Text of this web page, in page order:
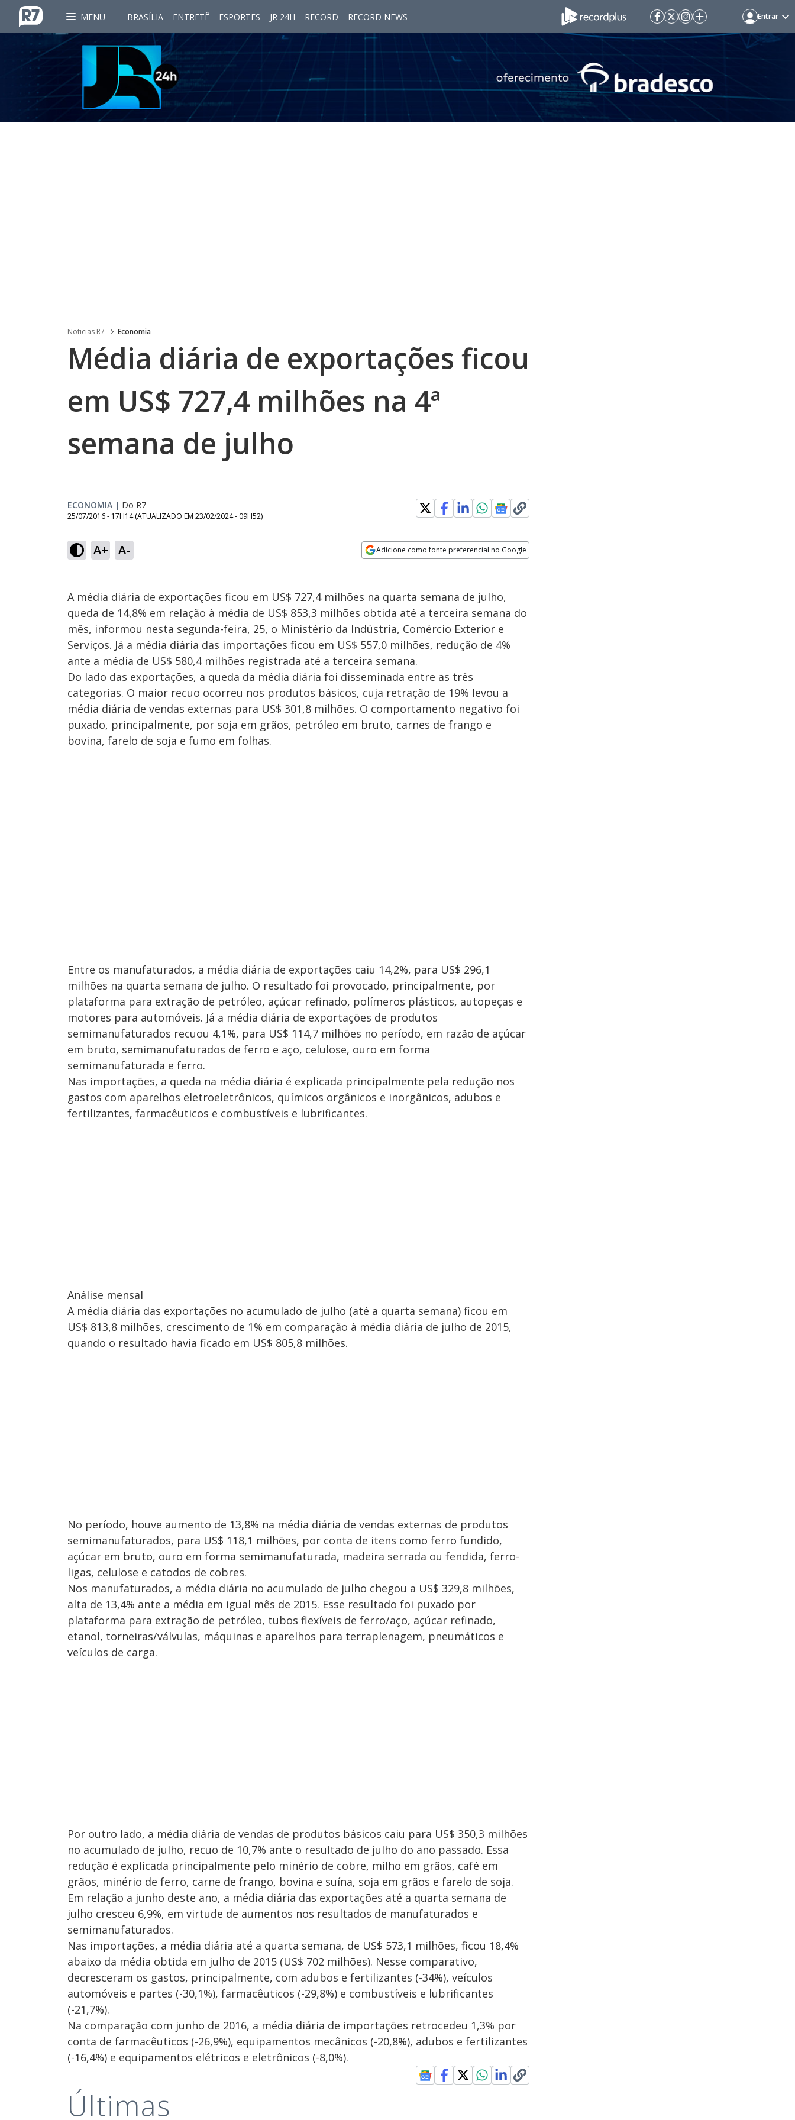
MENU BRASÍLIA ENTRETÊ ESPORTES JR 24H RECORD RECORD NEWS Entrar
Noticias R7 Economia
Média diária de exportações ficou
em US$ 727,4 milhões na 4ª
semana de julho
ECONOMIA | Do R7
25/07/2016 - 17H14 (ATUALIZADO EM 23/02/2024 - 09H52)
A+ A- Adicione como fonte preferencial no Google
A média diária de exportações ficou em US$ 727,4 milhões na quarta semana de julho,
queda de 14,8% em relação à média de US$ 853,3 milhões obtida até a terceira semana do
mês, informou nesta segunda-feira, 25, o Ministério da Indústria, Comércio Exterior e
Serviços. Já a média diária das importações ficou em US$ 557,0 milhões, redução de 4%
ante a média de US$ 580,4 milhões registrada até a terceira semana.
Do lado das exportações, a queda da média diária foi disseminada entre as três
categorias. O maior recuo ocorreu nos produtos básicos, cuja retração de 19% levou a
média diária de vendas externas para US$ 301,8 milhões. O comportamento negativo foi
puxado, principalmente, por soja em grãos, petróleo em bruto, carnes de frango e
bovina, farelo de soja e fumo em folhas.
Entre os manufaturados, a média diária de exportações caiu 14,2%, para US$ 296,1
milhões na quarta semana de julho. O resultado foi provocado, principalmente, por
plataforma para extração de petróleo, açúcar refinado, polímeros plásticos, autopeças e
motores para automóveis. Já a média diária de exportações de produtos
semimanufaturados recuou 4,1%, para US$ 114,7 milhões no período, em razão de açúcar
em bruto, semimanufaturados de ferro e aço, celulose, ouro em forma
semimanufaturada e ferro.
Nas importações, a queda na média diária é explicada principalmente pela redução nos
gastos com aparelhos eletroeletrônicos, químicos orgânicos e inorgânicos, adubos e
fertilizantes, farmacêuticos e combustíveis e lubrificantes.
Análise mensal
A média diária das exportações no acumulado de julho (até a quarta semana) ficou em
US$ 813,8 milhões, crescimento de 1% em comparação à média diária de julho de 2015,
quando o resultado havia ficado em US$ 805,8 milhões.
No período, houve aumento de 13,8% na média diária de vendas externas de produtos
semimanufaturados, para US$ 118,1 milhões, por conta de itens como ferro fundido,
açúcar em bruto, ouro em forma semimanufaturada, madeira serrada ou fendida, ferro-
ligas, celulose e catodos de cobres.
Nos manufaturados, a média diária no acumulado de julho chegou a US$ 329,8 milhões,
alta de 13,4% ante a média em igual mês de 2015. Esse resultado foi puxado por
plataforma para extração de petróleo, tubos flexíveis de ferro/aço, açúcar refinado,
etanol, torneiras/válvulas, máquinas e aparelhos para terraplenagem, pneumáticos e
veículos de carga.
Por outro lado, a média diária de vendas de produtos básicos caiu para US$ 350,3 milhões
no acumulado de julho, recuo de 10,7% ante o resultado de julho do ano passado. Essa
redução é explicada principalmente pelo minério de cobre, milho em grãos, café em
grãos, minério de ferro, carne de frango, bovina e suína, soja em grãos e farelo de soja.
Em relação a junho deste ano, a média diária das exportações até a quarta semana de
julho cresceu 6,9%, em virtude de aumentos nos resultados de manufaturados e
semimanufaturados.
Nas importações, a média diária até a quarta semana, de US$ 573,1 milhões, ficou 18,4%
abaixo da média obtida em julho de 2015 (US$ 702 milhões). Nesse comparativo,
decresceram os gastos, principalmente, com adubos e fertilizantes (-34%), veículos
automóveis e partes (-30,1%), farmacêuticos (-29,8%) e combustíveis e lubrificantes
(-21,7%).
Na comparação com junho de 2016, a média diária de importações retrocedeu 1,3% por
conta de farmacêuticos (-26,9%), equipamentos mecânicos (-20,8%), adubos e fertilizantes
(-16,4%) e equipamentos elétricos e eletrônicos (-8,0%).
Últimas